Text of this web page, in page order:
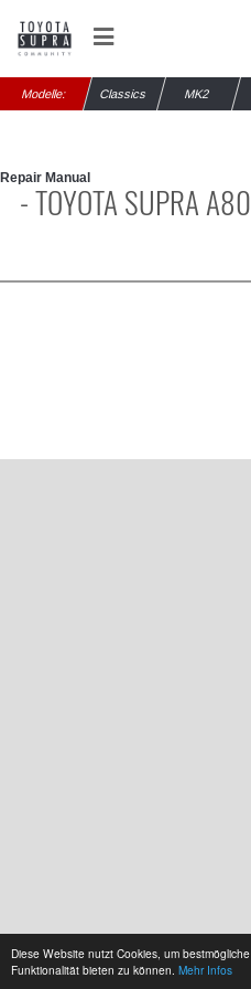
Diese Website nutzt Cookies, um bestmögliche
Funktionalität bieten zu können. Mehr Infos
Modelle: Classics MK2
Repair Manual
- TOYOTA SUPRA A80